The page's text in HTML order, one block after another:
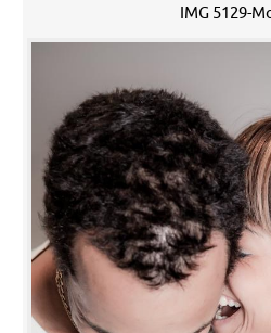
IMG 5129-